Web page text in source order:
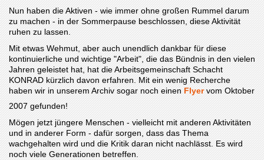
Nun haben die Aktiven - wie immer ohne großen Rummel darum
zu machen - in der Sommerpause beschlossen, diese Aktivität
ruhen zu lassen.
Mit etwas Wehmut, aber auch unendlich dankbar für diese
kontinuierliche und wichtige "Arbeit", die das Bündnis in den vielen
Jahren geleistet hat, hat die Arbeitsgemeinschaft Schacht
KONRAD kürzlich davon erfahren. Mit ein wenig Recherche
haben wir in unserem Archiv sogar noch einen Flyervom Oktober
2007 gefunden!
Mögen jetzt jüngere Menschen - vielleicht mit anderen Aktivitäten
und in anderer Form - dafür sorgen, dass das Thema
wachgehalten wird und die Kritik daran nicht nachlässt. Es wird
noch viele Generationen betreffen.